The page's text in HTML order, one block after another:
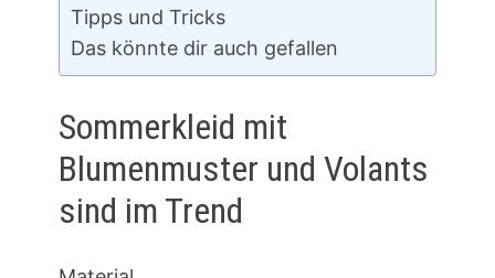
Tipps und Tricks
Das könnte dir auch gefallen
Sommerkleid mit
Blumenmuster und Volants
sind im Trend